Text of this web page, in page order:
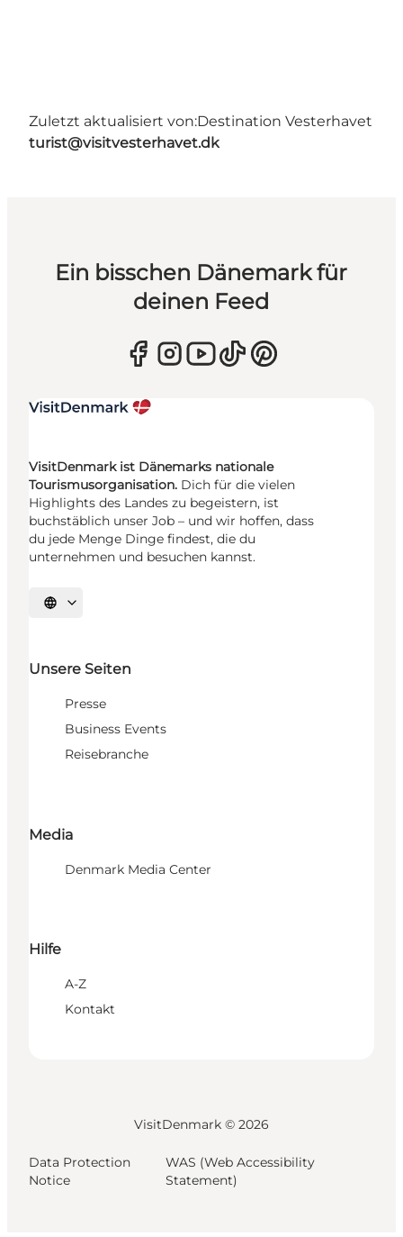
Zuletzt aktualisiert von:Destination Vesterhavet
turist@visitvesterhavet.dk
Ein bisschen Dänemark für
deinen Feed
VisitDenmark ist Dänemarks nationale
Tourismusorganisation. Dich für die vielen
Highlights des Landes zu begeistern, ist
buchstäblich unser Job – und wir hoffen, dass
du jede Menge Dinge findest, die du
unternehmen und besuchen kannst.
Sprache auswählen
Unsere Seiten
Presse
Business Events
Reisebranche
Media
Denmark Media Center
Hilfe
A-Z
Kontakt
VisitDenmark © 2026
Data Protection
Notice
WAS (Web Accessibility
Statement)